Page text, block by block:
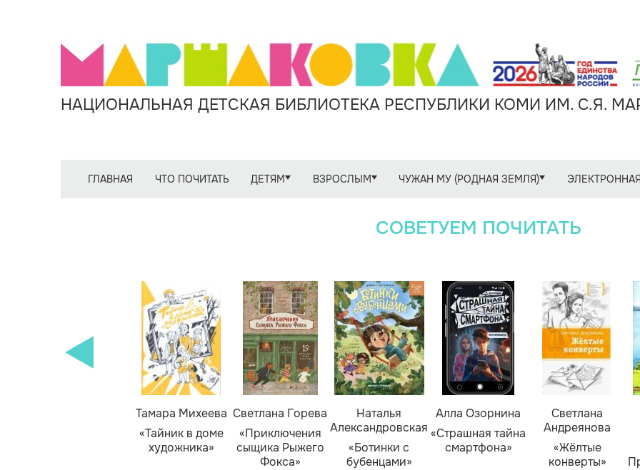
НАЦИОНАЛЬНАЯ ДЕТСКАЯ БИБЛИОТЕКА РЕСПУБЛИКИ КОМИ ИМ. С.Я.
ГЛАВНАЯ ЧТО ПОЧИТАТЬ ДЕТЯМ ВЗРОСЛЫМ ЧУЖАН МУ (РОДНАЯ ЗЕМЛЯ)
СОВЕТУЕМ ПОЧИТАТЬ
Тамара Михеева
«Тайник в доме
художника»
Светлана Горева
«Приключения
сыщика Рыжего
Фокса»
Наталья
Александровская
«Ботинки с
бубенцами»
Алла Озорнина
«Страшная тайна
смартфона»
Светлана
Андреянова
«Жёлтые
конверты»